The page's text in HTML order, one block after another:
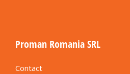
Proman Romania SRL
Contact